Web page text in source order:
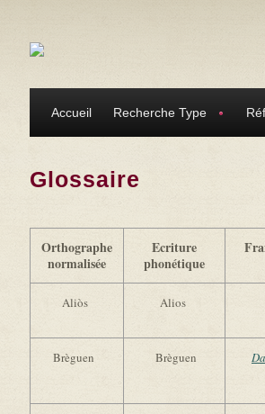
Accueil Recherche Type
Glossaire
Orthographe
normalisée
Ecriture
phonétique
Aliòs Alios
Brèguen Brèguen